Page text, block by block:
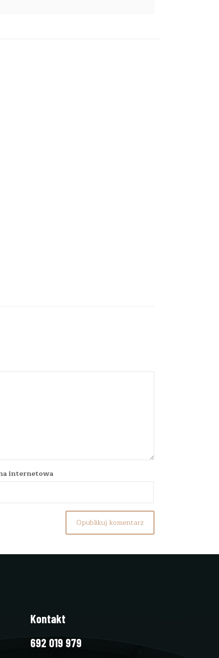
internetowa
Kontakt
692 019 979